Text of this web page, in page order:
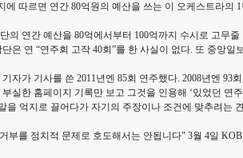
에 따르면 연간 80억원의 예산을 쓰는 이 오케스트라의
의 연간 예산을 80억에서부터 100억까지 수시로 고무
은 연 “연주회 고작 40회”를 한 사실이 없다. 또 중앙일
자가 기사를 쓴 2011년엔 85회 연주했다. 2008년엔 93
실한 홈페이지 기록만 보고 그것을 인용해 ‘있었던
을 억지로 끌어다가 자기의 주장이나 조건에 맞추려는
부를 정치적 문제로 호도해서는 안됩니다" 3월 4일